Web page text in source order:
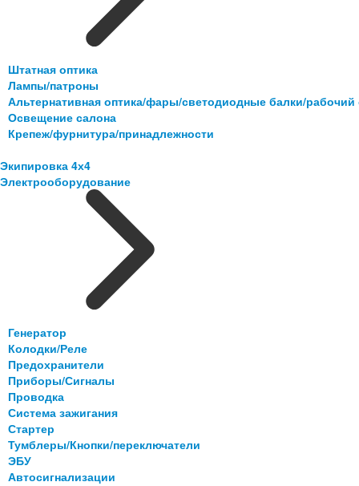
Штатная оптика
Лампы/патроны
Альтернативная оптика/фары/светодиодные балки/рабочий
Освещение салона
Крепеж/фурнитура/принадлежности
Экипировка 4х4
Электрооборудование
Генератор
Колодки/Реле
Предохранители
Приборы/Сигналы
Проводка
Система зажигания
Стартер
Тумблеры/Кнопки/переключатели
ЭБУ
Автосигнализации